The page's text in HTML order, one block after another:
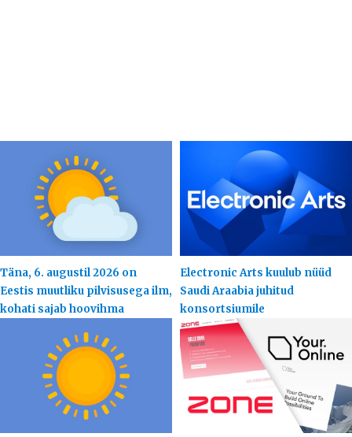
Täna, 6. augustil 2026 on
Eestis muutliku pilvisusega ilm,
kohati sajab hoovihma
Electronic Arts kuulub nüüd
Saudi Araabia juhitud
konsortsiumile